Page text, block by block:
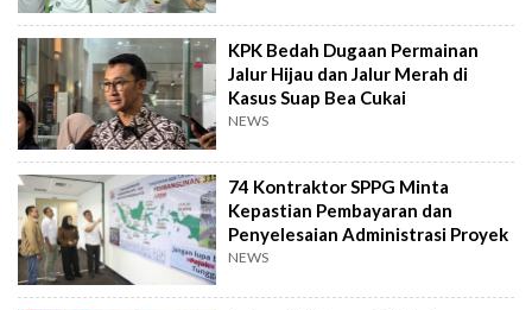
KPK Bedah Dugaan Permainan
Jalur Hijau dan Jalur Merah di
Kasus Suap Bea Cukai
NEWS
74 Kontraktor SPPG Minta
Kepastian Pembayaran dan
Penyelesaian Administrasi Proyek
NEWS